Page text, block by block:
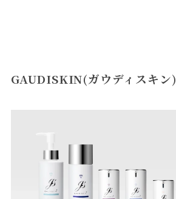
GAUDISKIN(ガウディスキン)